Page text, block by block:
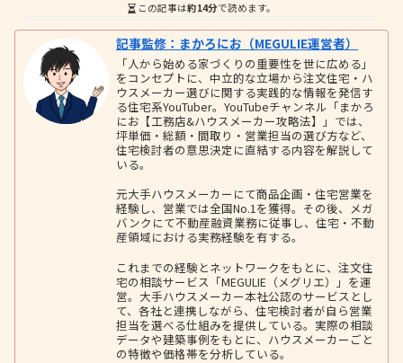
この記事は約14分で読めます。
記事監修：まかろにお（MEGULIE運営者）
「人から始める家づくりの重要性を世に広める」
をコンセプトに、中立的な立場から注文住宅・ハ
ウスメーカー選びに関する実践的な情報を発信す
る住宅系YouTuber。YouTubeチャンネル「まかろ
にお【工務店&ハウスメーカー攻略法】」では、
坪単価・総額・間取り・営業担当の選び方など、
住宅検討者の意思決定に直結する内容を解説して
いる。
元大手ハウスメーカーにて商品企画・住宅営業を
経験し、営業では全国No.1を獲得。その後、メガ
バンクにて不動産融資業務に従事し、住宅・不動
産領域における実務経験を有する。
これまでの経験とネットワークをもとに、注文住
宅の相談サービス「MEGULIE（メグリエ）」を運
営。大手ハウスメーカー本社公認のサービスとし
て、各社と連携しながら、住宅検討者が自ら営業
担当を選べる仕組みを提供している。実際の相談
データや建築事例をもとに、ハウスメーカーごと
の特徴や価格帯を分析している。